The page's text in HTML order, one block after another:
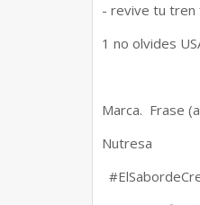
- revive tu tren
1 no olvides
Marca. Frase
Nutresa